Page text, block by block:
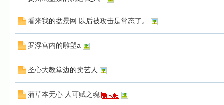
乐
看来我的盆景网 以后被攻击是常态了。
罗浮宫内的雕塑a
圣心大教堂边的卖艺人
蒲草本无心 人可赋之魂